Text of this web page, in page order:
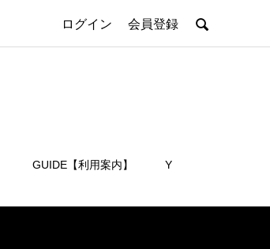
ログイン 会員登録 
GUIDE【利用案内】 Y